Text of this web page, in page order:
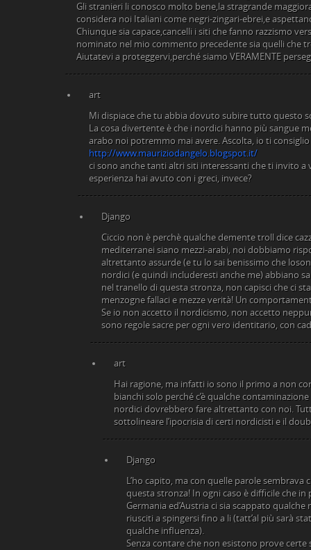
Gli stranieri li conosco molto bene,la stragrande
considera noi Italiani come negri-zingari-ebrei,e
Chiunque sia capace,cancelli i siti che fanno razzismo
nominato nel mio commento precedente sia quelli che
Aiutatevi a proteggervi,perché siamo VERAMENTE
art
Mi dispiace che tu abbia dovuto subire tutto questo
La cosa divertente è che i nordici hanno più sangue
arabo noi potremmo mai avere. Ascolta, io ti
http://www.mauriziodangelo.blogspot.it/
ci sono anche tanti altri siti interessanti che ti invito a
esperienza hai avuto con i greci, invece?
Django
Ciccio non è perchè qualche demente troll dice
mediterranei siano mezzi-arabi, noi dobbiamo
altrettanto assurde (e tu lo sai benissimo che
nordici (e quindi includeresti anche me) abbiano
nel tranello di questa stronza, non capisci che ci
menzogne fallaci e mezze verità! Un
Se io non accetto il nordicismo, non accetto
sono regole sacre per ogni vero identitario, con
art
Hai ragione, ma infatti io sono il primo a non
bianchi solo perché c’è qualche
nordici dovrebbero fare altrettanto con noi.
sottolineare l’ipocrisia di certi nordicisti e il
Django
L’ho capito, ma con quelle parole sembrava
questa stronza! In ogni caso è difficile che in
Germania ed’Austria ci sia scappato
riusciti a spingersi fino a li (tatt’al più sarà
qualche influenza).
Senza contare che non esistono prove certe